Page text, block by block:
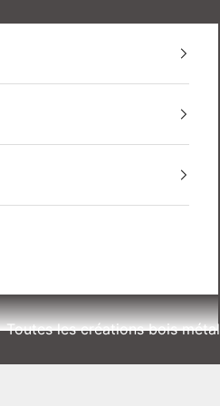
Toutes les créations bois métal